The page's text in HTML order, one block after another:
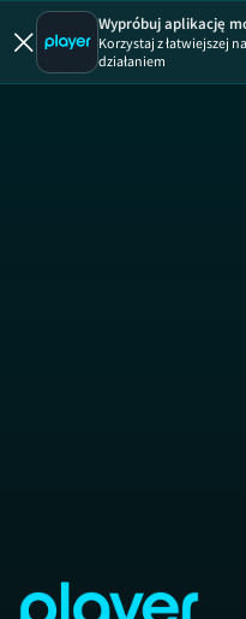
Wypróbuj aplikację
Korzystaj z łatwiejszej
działaniem